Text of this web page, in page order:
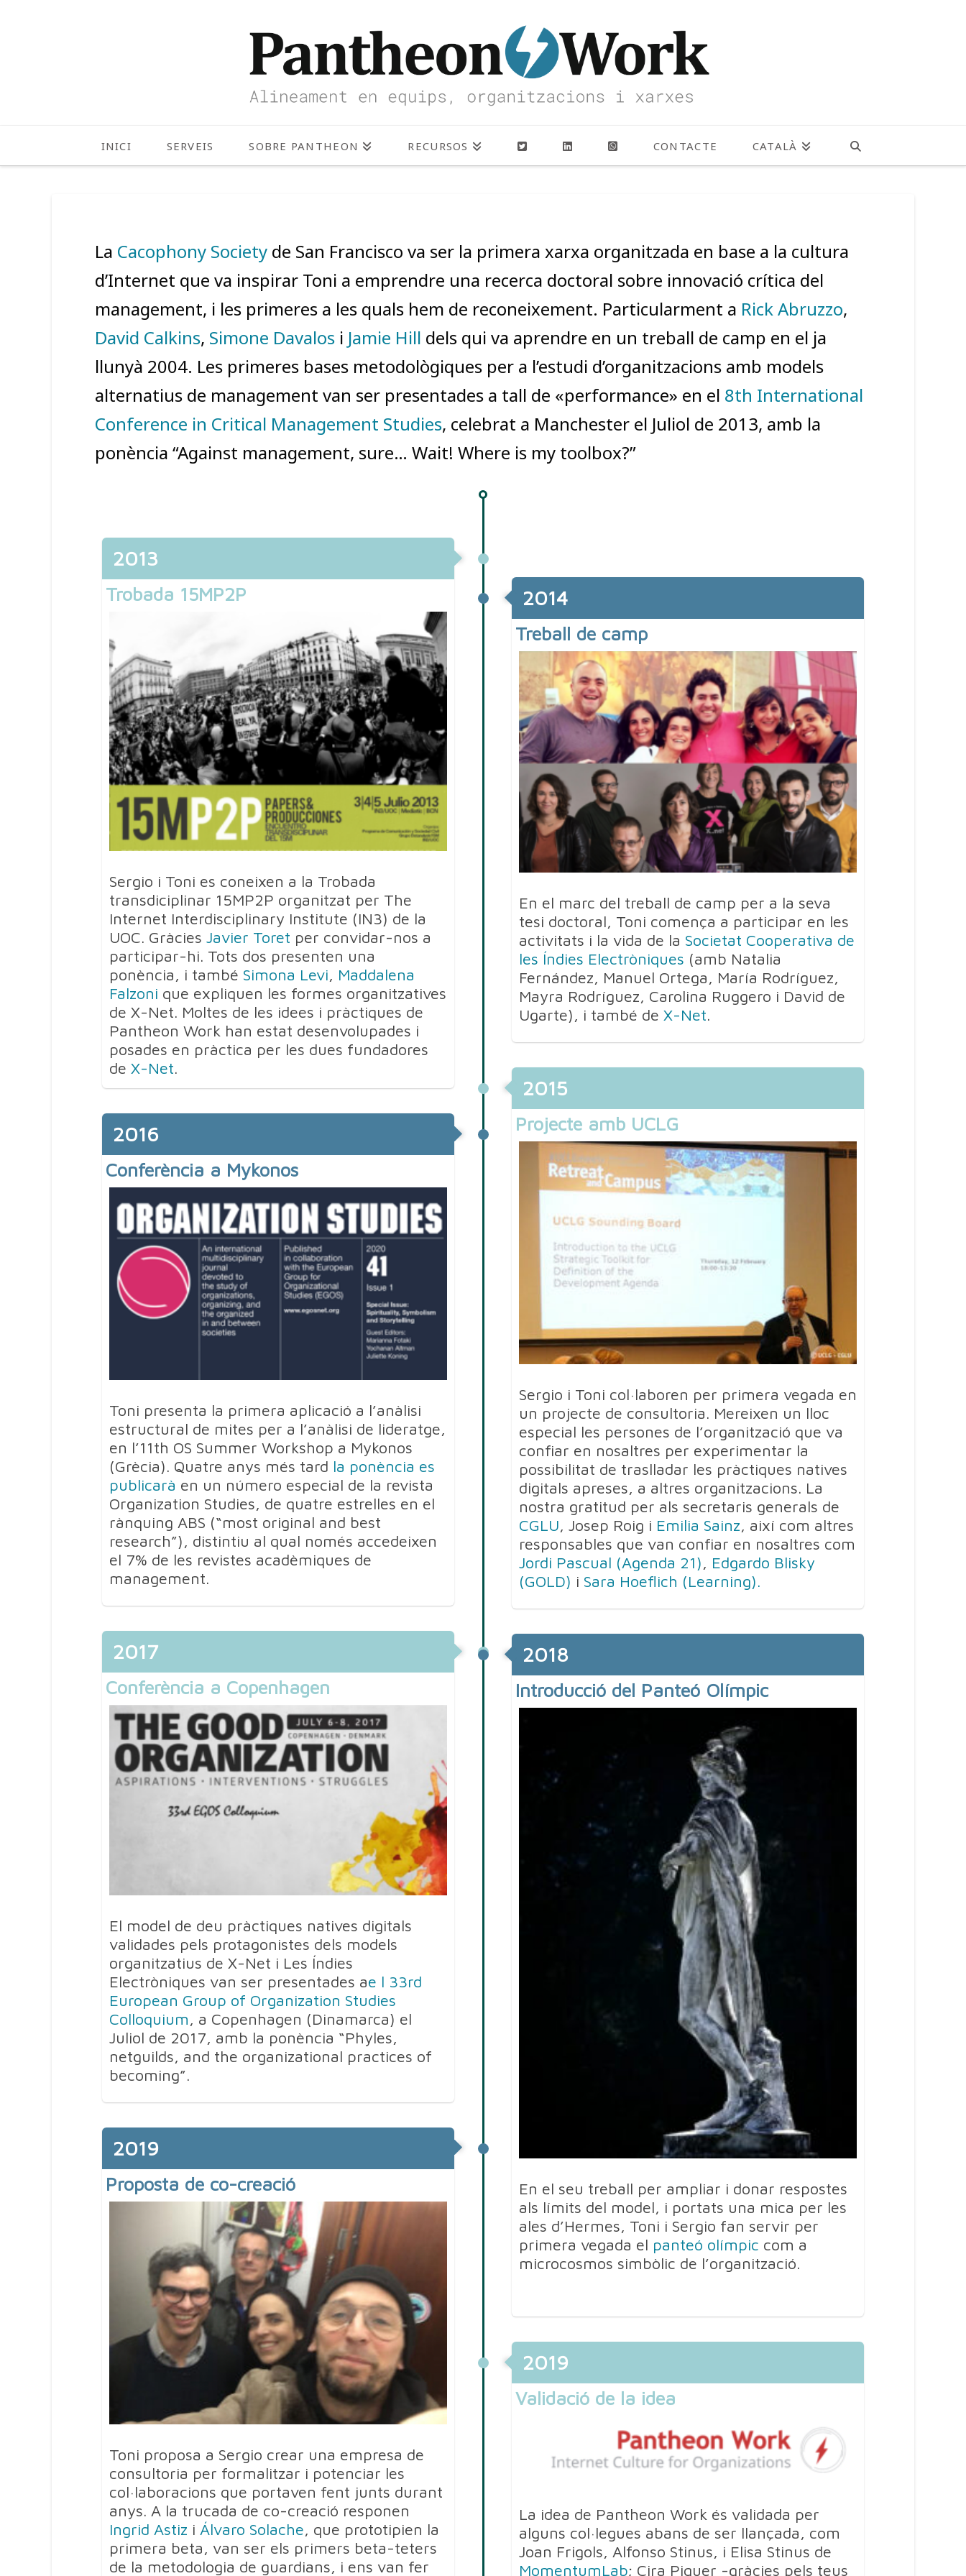
INICI SERVEIS SOBRE PANTHEON RECURSOS CONTACTE CATALÀ
La Cacophony Society de San Francisco va ser la primera xarxa organitzada en base a la cultura
d’Internet que va inspirar Toni a emprendre una recerca doctoral sobre innovació crítica del
management, i les primeres a les quals hem de reconeixement. Particularment a Rick Abruzzo,
David Calkins, Simone Davalos i Jamie Hill dels qui va aprendre en un treball de camp en el ja
llunyà 2004. Les primeres bases metodològiques per a l’estudi d’organitzacions amb models
alternatius de management van ser presentades a tall de «performance» en el 8th International
Conference in Critical Management Studies, celebrat a Manchester el Juliol de 2013, amb la
ponència “Against management, sure… Wait! Where is my toolbox?”
Trobada 15MP2P
2013
Sergio i Toni es coneixen a la Trobada
transdiciplinar 15MP2P organitzat per The
Internet Interdisciplinary Institute (IN3) de la
UOC. Gràcies Javier Toret per convidar-nos a
participar-hi. Tots dos presenten una
ponència, i també Simona Levi, Maddalena
Falzoni que expliquen les formes organitzatives
de X-Net. Moltes de les idees i pràctiques de
Pantheon Work han estat desenvolupades i
posades en pràctica per les dues fundadores
de X-Net.
Treball de camp
2014
En el marc del treball de camp per a la seva
tesi doctoral, Toni comença a participar en les
activitats i la vida de la Societat Cooperativa de
les Índies Electròniques (amb Natalia
Fernández, Manuel Ortega, María Rodríguez,
Mayra Rodríguez, Carolina Ruggero i David de
Ugarte), i també de X-Net.
Projecte amb UCLG
2015
Sergio i Toni col·laboren per primera vegada en
un projecte de consultoria. Mereixen un lloc
especial les persones de l’organització que va
confiar en nosaltres per experimentar la
possibilitat de traslladar les pràctiques natives
digitals apreses, a altres organitzacions. La
nostra gratitud per als secretaris generals de
CGLU, Josep Roig i Emilia Sainz, així com altres
responsables que van confiar en nosaltres com
Jordi Pascual (Agenda 21), Edgardo Blisky
(GOLD) i Sara Hoeflich (Learning).
Conferència a Mykonos
2016
Toni presenta la primera aplicació a l’anàlisi
estructural de mites per a l’anàlisi de lideratge,
en l’11th OS Summer Workshop a Mykonos
(Grècia). Quatre anys més tard la ponència es
publicarà en un número especial de la revista
Organization Studies, de quatre estrelles en el
rànquing ABS (“most original and best
research”), distintiu al qual només accedeixen
el 7% de les revistes acadèmiques de
management.
Conferència a Copenhagen
2017
El model de deu pràctiques natives digitals
validades pels protagonistes dels models
organitzatius de X-Net i Les Índies
Electròniques van ser presentades ae l 33rd
European Group of Organization Studies
Colloquium, a Copenhagen (Dinamarca) el
Juliol de 2017, amb la ponència “Phyles,
netguilds, and the organizational practices of
becoming”.
Introducció del Panteó Olímpic
2018
En el seu treball per ampliar i donar respostes
als límits del model, i portats una mica per les
ales d’Hermes, Toni i Sergio fan servir per
primera vegada el panteó olímpic com a
microcosmos simbòlic de l’organització.
Proposta de co-creació
2019
Toni proposa a Sergio crear una empresa de
consultoria per formalitzar i potenciar les
col·laboracions que portaven fent junts durant
anys. A la trucada de co-creació responen
Ingrid Astiz i Álvaro Solache, que prototipien la
primera beta, van ser els primers beta-teters
de la metodologia de guardians, i ens van fer
Validació de la idea
2019
La idea de Pantheon Work és validada per
alguns col·legues abans de ser llançada, com
Joan Frigols, Alfonso Stinus, i Elisa Stinus de
MomentumLab; Cira Piquer -gràcies pels teus